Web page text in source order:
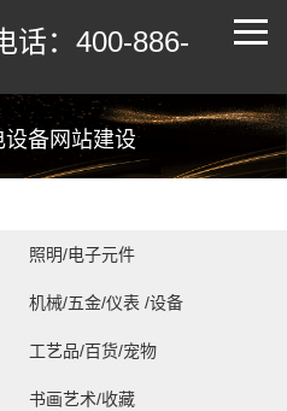
话：400-886-
设备网站建设
照明/电子元件
机械/五金/仪表 /设备
工艺品/百货/宠物
书画艺术/收藏